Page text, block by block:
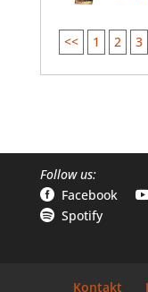
<< 1 2 3
Follow us:
 Facebook
 Spotify
Kontakt